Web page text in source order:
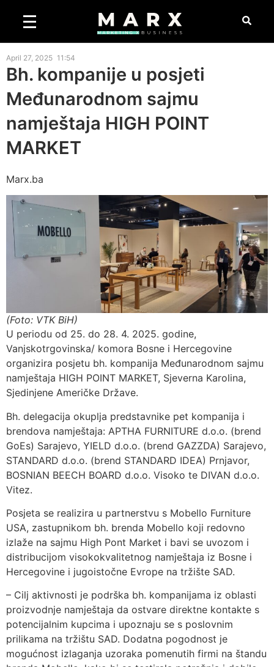
April 27, 2025 11:54
Bh. kompanije u posjeti
Međunarodnom sajmu
namještaja HIGH POINT
MARKET
Marx.ba
(Foto: VTK BiH)
U periodu od 25. do 28. 4. 2025. godine,
Vanjskotrgovinska/ komora Bosne i Hercegovine
organizira posjetu bh. kompanija Međunarodnom sajmu
namještaja HIGH POINT MARKET, Sjeverna Karolina,
Sjedinjene Američke Države.
Bh. delegacija okuplja predstavnike pet kompanija i
brendova namještaja: APTHA FURNITURE d.o.o. (brend
GoEs) Sarajevo, YIELD d.o.o. (brend GAZZDA) Sarajevo,
STANDARD d.o.o. (brend STANDARD IDEA) Prnjavor,
BOSNIAN BEECH BOARD d.o.o. Visoko te DIVAN d.o.o.
Vitez.
Posjeta se realizira u partnerstvu s Mobello Furniture
USA, zastupnikom bh. brenda Mobello koji redovno
izlaže na sajmu High Pont Market i bavi se uvozom i
distribucijom visokokvalitetnog namještaja iz Bosne i
Hercegovine i jugoistočne Evrope na tržište SAD.
– Cilj aktivnosti je podrška bh. kompanijama iz oblasti
proizvodnje namještaja da ostvare direktne kontakte s
potencijalnim kupcima i upoznaju se s poslovnim
prilikama na tržištu SAD. Dodatna pogodnost je
mogućnost izlaganja uzoraka pomenutih firmi na štandu